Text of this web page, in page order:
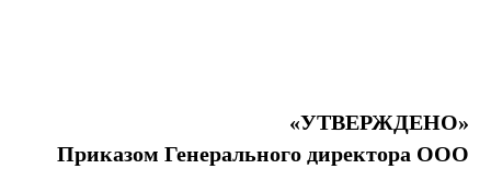
«УТВЕРЖДЕНО»
Приказом Генерального директора ООО